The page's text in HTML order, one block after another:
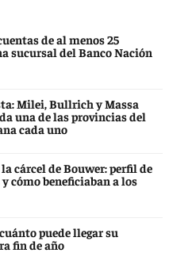
de al menos 25
sucursal del Banco Nación
Milei, Bullrich y Massa
una de las provincias del
cada uno
cárcel de Bouwer: perfil de
cómo beneficiaban a los
puede llegar su
fin de año